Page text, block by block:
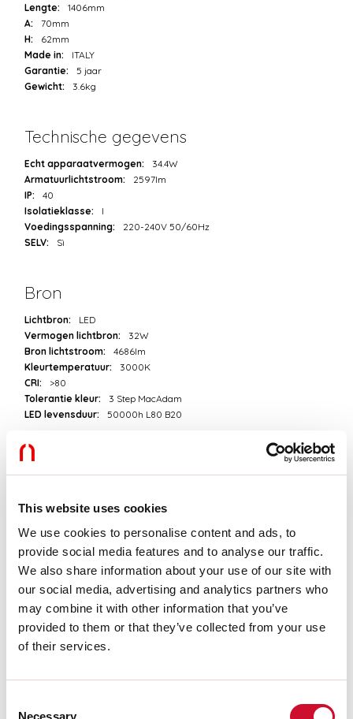
This website uses cookies
We use cookies to personalise content and ads, to
provide social media features and to analyse our traffic.
We also share information about your use of our site with
our social media, advertising and analytics partners who
may combine it with other information that you’ve
provided to them or that they’ve collected from your use
of their services.
Necessary
Lengte:
1406mm
A:
70mm
H:
62mm
Made in:
ITALY
Garantie:
5 jaar
Gewicht:
3.6kg
Technische gegevens
Echt apparaatvermogen:
34.4W
Armatuurlichtstroom:
2597lm
IP:
40
Isolatieklasse:
I
Voedingsspanning:
220-240V 50/60Hz
SELV:
Sì
Bron
Lichtbron:
LED
Vermogen lichtbron:
32W
Bron lichtstroom:
4686lm
Kleurtemperatuur:
3000K
CRI:
>80
Tolerantie kleur:
3 Step MacAdam
LED levensduur:
50000h L80 B20
Download
FOTOMETRISCH
UITTREKSEL CATALOGUS
PRODUCT UITTREKSEL
MONTAGE-INSTRUCTIES